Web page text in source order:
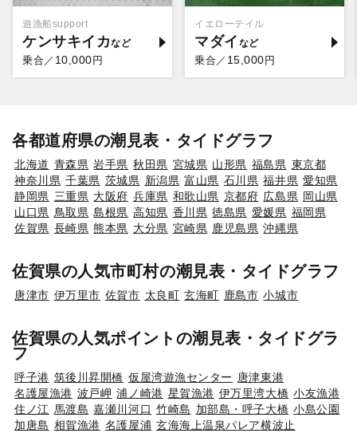
遊漁船support
ケンサキイカ
乗合／ 10,000 円
イエローテイル
マダイ
乗合／ 15,000 円
各都道府県の潮見表・タイドグラフ
北海道 青森県 岩手県 秋田県 宮城県 山形県 福島県 東京都
神奈川県 千葉県 茨城県 新潟県 富山県 石川県 福井県 愛知県
静岡県 三重県 大阪府 兵庫県 和歌山県 京都府 広島県 岡山県
山口県 鳥取県 島根県 高知県 香川県 徳島県 愛媛県 福岡県
佐賀県 長崎県 熊本県 大分県 宮崎県 鹿児島県 沖縄県
佐賀県の人気市町村の潮見表・タイドグラフ
唐津市 伊万里市 佐賀市 太良町 玄海町 鹿島市 小城市
佐賀県の人気ポイントの潮見表・タイドグラ
フ
呼子港 筑後川昇開橋 仮屋湾遊漁センター
唐津東港
名護屋漁港 波戸岬 浦ノ崎港 星賀漁港 伊万里湾大橋 小友漁港
住ノ江 馬渡島 嘉瀬川河口 竹崎島 加部島・呼子大橋 小島公園
加唐島 相賀漁港 名護屋浦 玄海海上温泉パレア横波止